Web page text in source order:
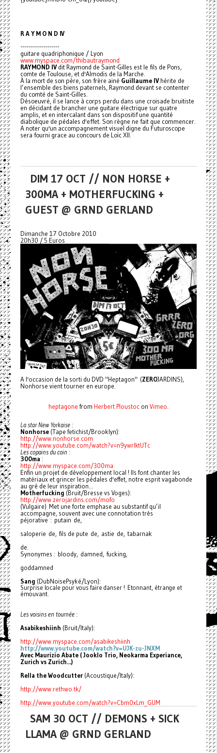
R A Y M O N D IV
--------------------
guitare quadriphonique / Lyon
www.myspace.com/thibautraymond
RAYMOND IVdit Raymond de Saint-Gilles est le fils de Pons,
comte de Toulouse, et d'Almodis de la Marche.
À la mort de son père, son frère ainé Guillaume IVhérite de
l’ensemble des biens paternels, Raymond devant se contenter
du comté de Saint-Gilles.
Désoeuvré, il se lance à corps perdu dans une croisade bruitiste
en décidant de brancher une guitare électrique sur quatre
amplis, et en intercalant dans son dispositif une quantité
diabolique de pédales d'effet. Son règne ne fait que commencer.
A noter qu'un accompagnement visuel digne du Futuroscope
sera fourni grace au concours de Loïc XII.
DIM 17 OCT // NON HORSE +
300MA + MOTHERFUCKING +
GUEST @ GRND GERLAND
Dimanche 17 Octobre 2010
20h30 / 5 Euros
A l'occasion de la sorti du DVD "Heptagon" (ZEROJARDINS),
Nonhorse vient tourner en europe.
heptagone from Herbert Ploustoc on Vimeo.
La star New Yorkaise:
Nonhorse(Tape fetichist/Brooklyn):
http://www.nonhorse.com
http://www.youtube.com/watch?v=n9ywrlktUTc
Les copains du coin :
300ma :
http://www.myspace.com/300ma
Enfin un projet de développement local ! Ils font chanter les
matériaux et grincer les pédales d'effet, notre esprit vagabonde
au gré de leur inspiration...
Motherfucking (Bruit/Bresse vs Voges):
http://www.zerojardins.com/mofo
(Vulgaire) Met une forte emphase au substantif qu’il
accompagne, souvent avec une connotation très
péjorative : putain de,
saloperie de, fils de pute de, astie de, tabarnak
de.
Synonymes : bloody, damned, fucking,
goddamned
Sang (DubNoisePsyké/Lyon):
Surprise locale pour vous faire danser ! Etonnant, étrange et
émouvant.
Les voisins en tournée:
Asabikeshiinh (Bruit/Italy):
http://www.myspace.com/asabikeshiinh
http://www.youtube.com/watch?v=UJK-zu-JNXM
Avec Maurizio Abate ( Jooklo Trio, Neokarma Experiance,
Zurich vs Zurich...)
Rella the Woodcutter(Acoustique/Italy):
http://www.rethwo.tk/
http://www.youtube.com/watch?v=Cbm0xLm_GUM
SAM 30 OCT // DEMONS + SICK
LLAMA @ GRND GERLAND